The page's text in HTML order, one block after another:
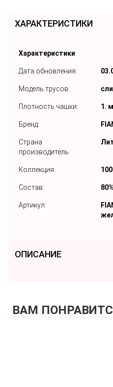
ХАРАКТЕРИСТИКИ
Характеристики
Дата обновления:
Модель трусов:
Плотность чашки: 1.
Бренд:
Страна
производитель:
Коллекция: 100
Состав:
Артикул:
ОПИСАНИЕ
ВАМ